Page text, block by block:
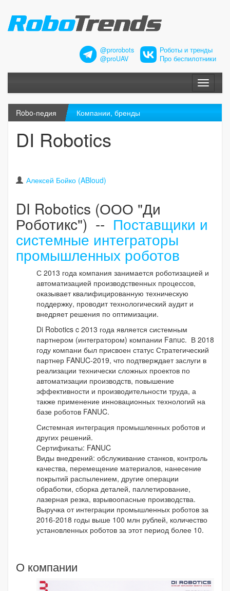
@prorobots
@proUAV
Роботы и тренды
Про беспилотники
Меню
Robo-педия Компании, бренды
DI Robotics
Алексей Бойко (ABloud)
DI Robotics (ООО "Ди
Роботикс") -- Поставщики и
системные интеграторы
промышленных роботов
С 2013 года компания занимается роботизацией и
автоматизацией производственных процессов,
оказывает квалифицированную техническую
поддержку, проводит технологический аудит и
внедряет решения по оптимизации.
Di Robotics c 2013 года является системным
партнером (интегратором) компании Fanuc. В 2018
году компани был присвоен статус Стратегический
партнер FANUC-2019, что подтверждает заслуги в
реализации технически сложных проектов по
автоматизации производств, повышение
эффективности и производительности труда, а
также применение инновационных технологий на
базе роботов FANUC.
Системная интеграция промышленных роботов и
других решений.
Сертификаты: FANUC
Виды внедрений: обслуживание станков, контроль
качества, перемещение материалов, нанесение
покрытий распылением, другие операции
обработки, сборка деталей, паллетирование,
лазерная резка, взрывоопасные производства.
Выручка от интеграции промышленных роботов за
2016-2018 годы выше 100 млн рублей, количество
установленных роботов за этот период более 10.
О компании